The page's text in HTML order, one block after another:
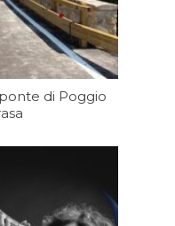
di Poggio